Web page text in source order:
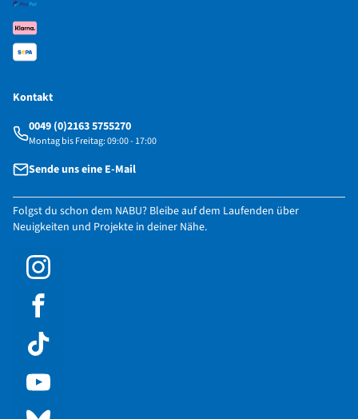
Kontakt
0049 (0)2163 5755270
Montag bis Freitag: 09:00 - 17:00
Sende uns eine E-Mail
Folgst du schon dem NABU? Bleibe auf dem Laufenden über
Neuigkeiten und Projekte in deiner Nähe.